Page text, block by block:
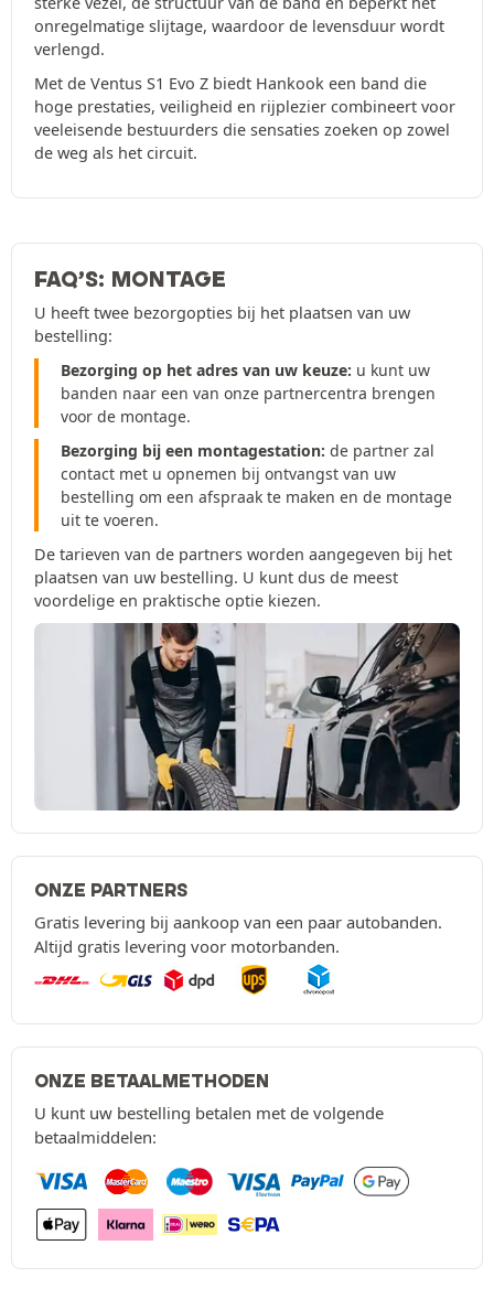
onregelmatige slijtage, waardoor de levensduur wordt
verlengd.
Met de Ventus S1 Evo Z biedt Hankook een band die
hoge prestaties, veiligheid en rijplezier combineert voor
veeleisende bestuurders die sensaties zoeken op zowel
de weg als het circuit.
FAQ’S: MONTAGE
U heeft twee bezorgopties bij het plaatsen van uw
bestelling:
Bezorging op het adres van uw keuze: u kunt uw
banden naar een van onze partnercentra brengen
voor de montage.
Bezorging bij een montagestation: de partner zal
contact met u opnemen bij ontvangst van uw
bestelling om een afspraak te maken en de montage
uit te voeren.
De tarieven van de partners worden aangegeven bij het
plaatsen van uw bestelling. U kunt dus de meest
voordelige en praktische optie kiezen.
ONZE PARTNERS
Gratis levering bij aankoop van een paar autobanden.
Altijd gratis levering voor motorbanden.
ONZE BETAALMETHODEN
U kunt uw bestelling betalen met de volgende
betaalmiddelen: